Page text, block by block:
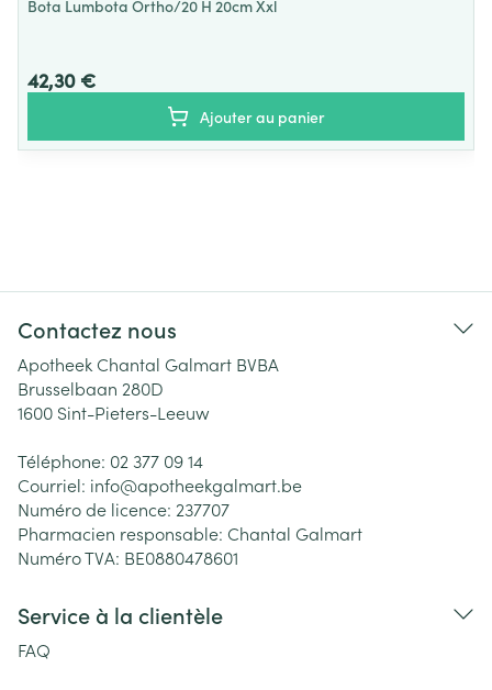
Bota Lumbota Ortho/20 H 20cm Xxl
42,30 €
Ajouter au panier
Contactez nous
Apotheek Chantal Galmart BVBA
Brusselbaan 280D
1600 Sint-Pieters-Leeuw
Téléphone: 02 377 09 14
Courriel: info@apotheekgalmart.be
Numéro de licence: 237707
Pharmacien responsable: Chantal Galmart
Numéro TVA: BE0880478601
Service à la clientèle
FAQ